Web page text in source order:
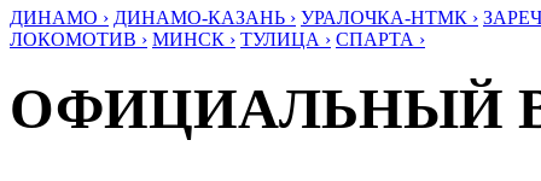
ДИНАМО › ДИНАМО-КАЗАНЬ › УРАЛОЧКА-НТМК ›
ЛОКОМОТИВ › МИНСК › ТУЛИЦА › СПАРТА ›
ОФИЦИАЛЬНЫЙ